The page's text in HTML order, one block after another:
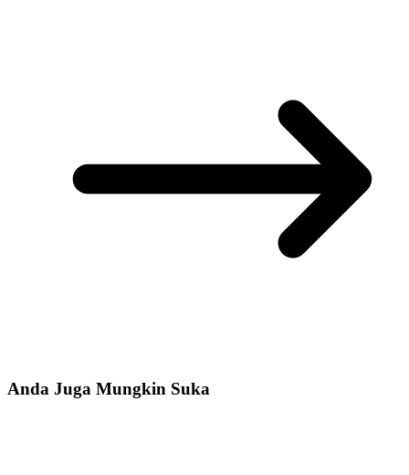
Anda Juga Mungkin Suka